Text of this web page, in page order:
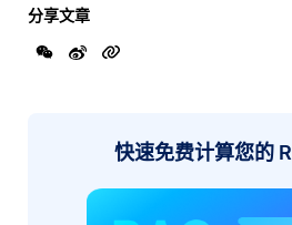
分享文章
快速免费计算您的